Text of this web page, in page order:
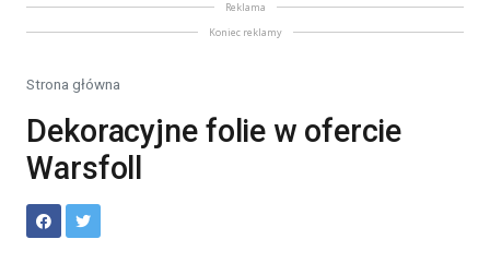
Reklama
Koniec reklamy
Strona główna
Dekoracyjne folie w ofercie
Warsfoll